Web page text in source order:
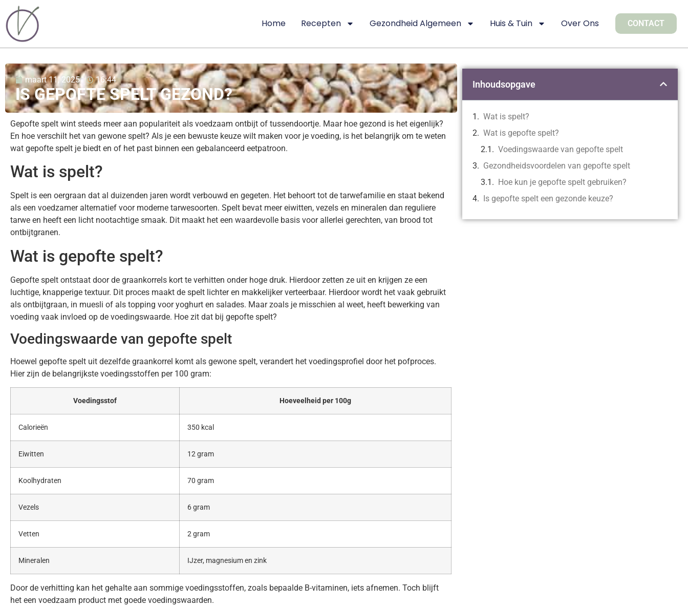
Home Recepten Gezondheid Algemeen Huis & Tuin Over Ons CONTACT
maart 11, 2025 16:44
IS GEPOFTE SPELT GEZOND?
Gepofte spelt wint steeds meer aan populariteit als voedzaam ontbijt of tussendoortje. Maar hoe gezond is het eigenlijk?
En hoe verschilt het van gewone spelt? Als je een bewuste keuze wilt maken voor je voeding, is het belangrijk om te weten
wat gepofte spelt je biedt en of het past binnen een gebalanceerd eetpatroon.
Wat is spelt?
Spelt is een oergraan dat al duizenden jaren wordt verbouwd en gegeten. Het behoort tot de tarwefamilie en staat bekend
als een voedzamer alternatief voor moderne tarwesoorten. Spelt bevat meer eiwitten, vezels en mineralen dan reguliere
tarwe en heeft een licht nootachtige smaak. Dit maakt het een waardevolle basis voor allerlei gerechten, van brood tot
ontbijtgranen.
Wat is gepofte spelt?
Gepofte spelt ontstaat door de graankorrels kort te verhitten onder hoge druk. Hierdoor zetten ze uit en krijgen ze een
luchtige, knapperige textuur. Dit proces maakt de spelt lichter en makkelijker verteerbaar. Hierdoor wordt het vaak gebruikt
als ontbijtgraan, in muesli of als topping voor yoghurt en salades. Maar zoals je misschien al weet, heeft bewerking van
voeding vaak invloed op de voedingswaarde. Hoe zit dat bij gepofte spelt?
Voedingswaarde van gepofte spelt
Hoewel gepofte spelt uit dezelfde graankorrel komt als gewone spelt, verandert het voedingsprofiel door het pofproces.
Hier zijn de belangrijkste voedingsstoffen per 100 gram:
Voedingsstof Hoeveelheid per 100g
Calorieën 350 kcal
Eiwitten 12 gram
Koolhydraten 70 gram
Vezels 6 gram
Vetten 2 gram
Mineralen IJzer, magnesium en zink
Door de verhitting kan het gehalte aan sommige voedingsstoffen, zoals bepaalde B-vitaminen, iets afnemen. Toch blijft
het een voedzaam product met goede voedingswaarden.
Inhoudsopgave
Wat is spelt?
Wat is gepofte spelt?
Voedingswaarde van gepofte spelt
Gezondheidsvoordelen van gepofte spelt
Hoe kun je gepofte spelt gebruiken?
Is gepofte spelt een gezonde keuze?